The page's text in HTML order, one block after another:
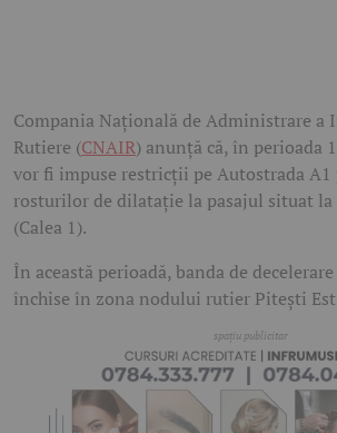
Compania Națională de Administrare a
Rutiere (CNAIR) anunță că, în perioada
vor fi impuse restricții pe Autostrada
rosturilor de dilatație la pasajul situat la
(Calea 1).
În această perioadă, banda de
închise în zona nodului rutier Pitești